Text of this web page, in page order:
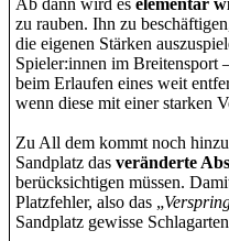
zu rauben. Ihn zu
die eigenen Stärken
Spieler:innen im Breitensport
beim Erlaufen eines weit
wenn diese mit einer starken
Zu All dem kommt noch
Sandplatz das veränderte
berücksichtigen müssen.
Platzfehler, also das „
Sandplatz gewisse